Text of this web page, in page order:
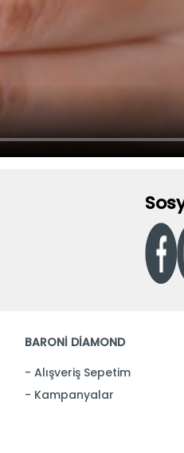
BARONİ DİAMOND
Alışveriş Sepetim
Kampanyalar